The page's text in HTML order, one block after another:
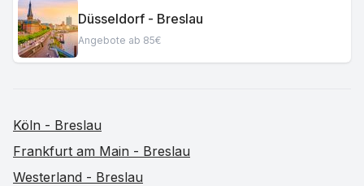
Düsseldorf - Breslau
Angebote ab 85€
Köln - Breslau
Frankfurt am Main - Breslau
Westerland - Breslau